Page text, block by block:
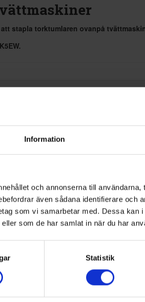
Information
och annonserna till användarna,
även sådana identifierare och
som vi samarbetar med. Dessa kan
som de har samlat in när du har
Statistik
stapla torktumlaren ovanpå